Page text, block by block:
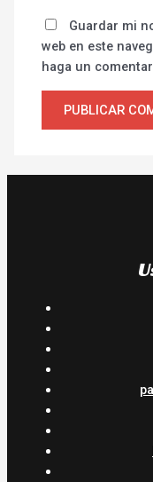
Guardar mi
web en este
haga un